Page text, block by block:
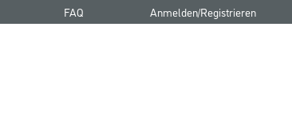
FAQ Anmelden/Registrieren